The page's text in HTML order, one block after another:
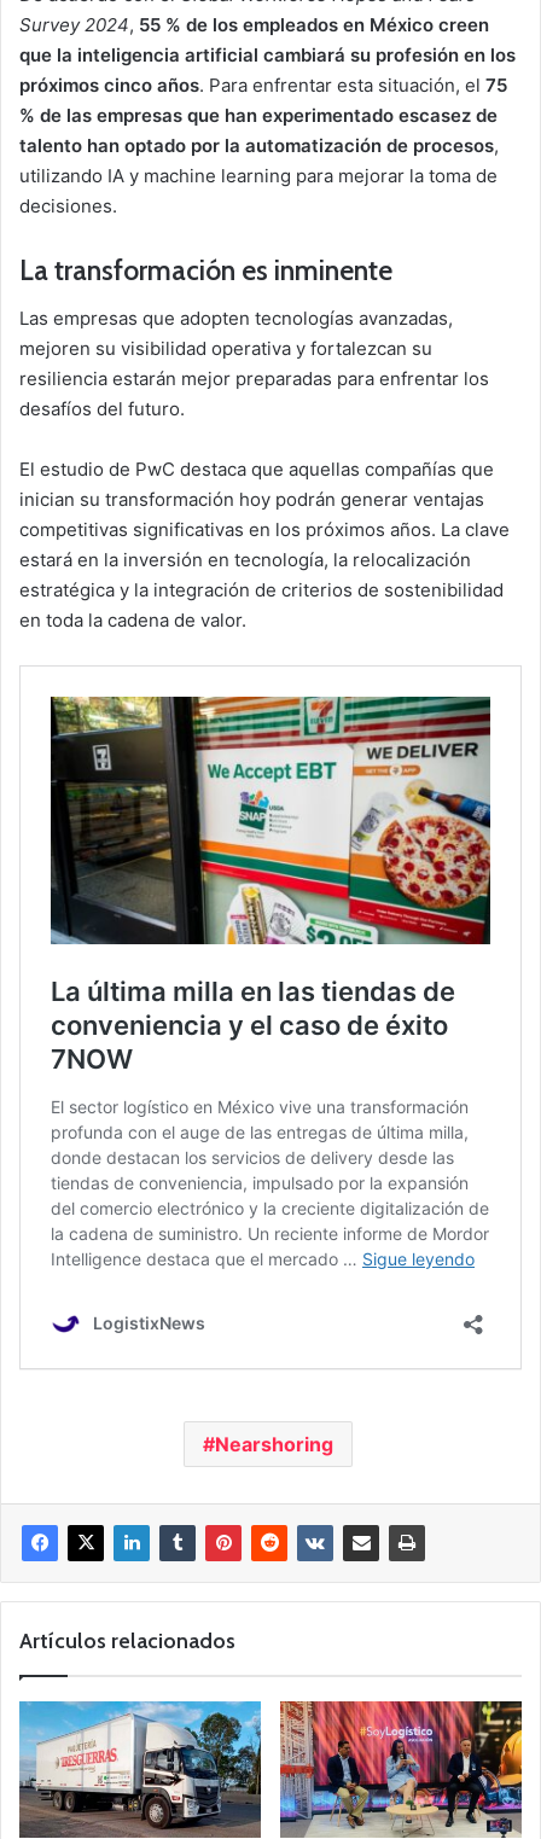
Survey 2024, 55 % de los empleados en México creen
que la inteligencia artificial cambiará su profesión en los
próximos cinco años. Para enfrentar esta situación, el 75
% de las empresas que han experimentado escasez de
talento han optado por la automatización de procesos,
utilizando IA y machine learning para mejorar la toma de
decisiones.
La transformación es inminente
Las empresas que adopten tecnologías avanzadas,
mejoren su visibilidad operativa y fortalezcan su
resiliencia estarán mejor preparadas para enfrentar los
desafíos del futuro.
El estudio de PwC destaca que aquellas compañías que
inician su transformación hoy podrán generar ventajas
competitivas significativas en los próximos años. La clave
estará en la inversión en tecnología, la relocalización
estratégica y la integración de criterios de sostenibilidad
en toda la cadena de valor.
Nearshoring
Artículos relacionados